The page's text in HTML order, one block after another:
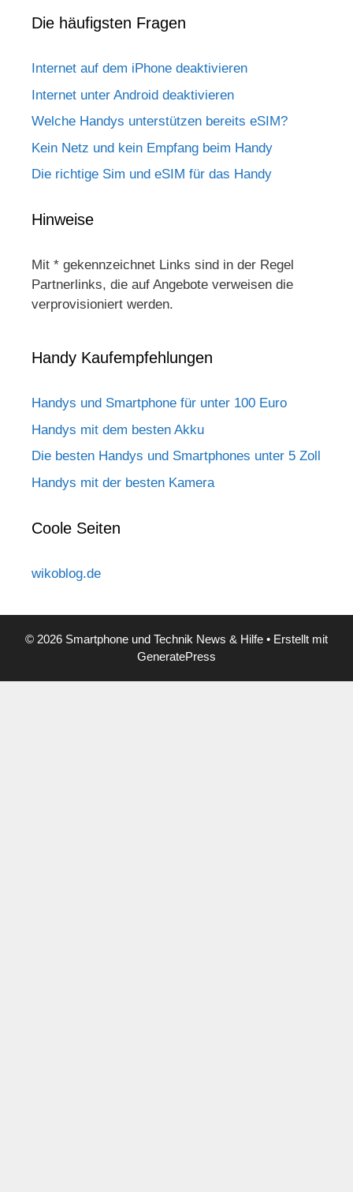
Die häufigsten Fragen
Internet auf dem iPhone deaktivieren
Internet unter Android deaktivieren
Welche Handys unterstützen bereits eSIM?
Kein Netz und kein Empfang beim Handy
Die richtige Sim und eSIM für das Handy
Hinweise
Mit * gekennzeichnet Links sind in der Regel
Partnerlinks, die auf Angebote verweisen die
verprovisioniert werden.
Handy Kaufempfehlungen
Handys und Smartphone für unter 100 Euro
Handys mit dem besten Akku
Die besten Handys und Smartphones unter 5 Zoll
Handys mit der besten Kamera
Coole Seiten
wikoblog.de
© 2026 Smartphone und Technik News & Hilfe • Erstellt mit
GeneratePress